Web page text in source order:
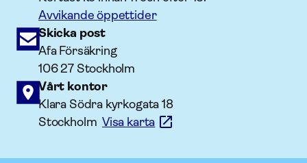
Avvikande öppettider
Skicka post
Afa Försäkring
106 27 Stockholm
Vårt kontor
Klara Södra kyrkogata 18
StockholmVisa karta